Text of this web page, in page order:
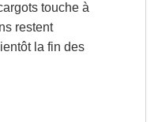
touche à
restent
la fin des